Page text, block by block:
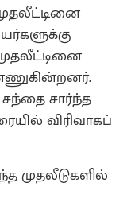
சார்ந்த
விரிவாகப்
முதலீடுகளில்